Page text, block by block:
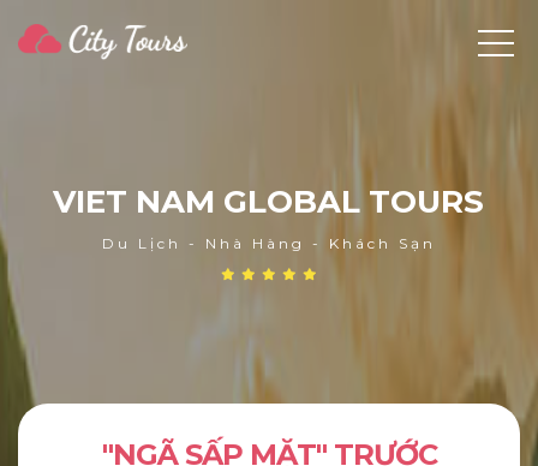
VIET NAM GLOBAL TOURS
Du Lịch - Nhà Hàng - Khách Sạn
"NGÃ SẤP MẶT" TRƯỚC